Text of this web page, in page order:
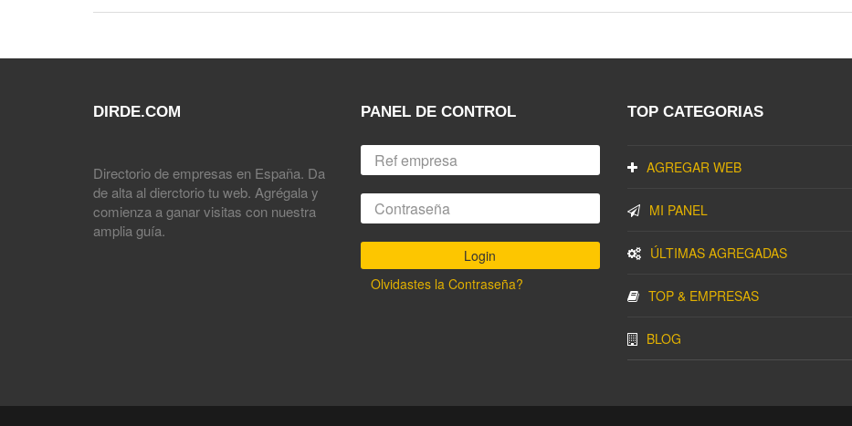
DIRDE.COM
Directorio de empresas en España. Da
de alta al dierctorio tu web. Agrégala y
comienza a ganar visitas con nuestra
amplia guía.
PANEL DE CONTROL
Olvidastes la Contraseña?
TOP CATEGORIAS
AGREGAR WEB
MI PANEL
ÚLTIMAS AGREGADAS
TOP & EMPRESAS
BLOG